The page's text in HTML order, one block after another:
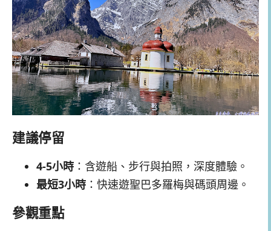
建議停留
4-5小時 ：含遊船、步行與拍照，深度體驗。
最短3小時 ：快速遊聖巴多羅梅與碼頭周邊。
參觀重點